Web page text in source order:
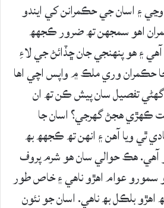
۽ اسان جي حڪمرانن کي ايندو
اھو سمجھن تھ ضرور ڪجھھ
۽ ھو پنھنجي جان ڇڏائڻ جي لاءِ
حڪمران وري ملڪ ۾ واپس اچي اھا
تفصيل سان پيش ڪن تھ ان
ڪھڙي ھجڻ گھرجي؟ اسان جا
ٿي ويا آھن ۽ انھن تھ ڪجھھ بھ
ھڪ حوالي سان ھو شرم پروف
سمورو عوام اھڙو ناھي ۽ خاص طور
بلڪل بھ ناھي. اسان جو نئون